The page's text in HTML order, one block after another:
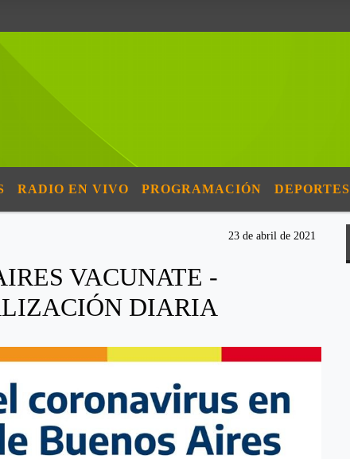
RADIO EN VIVO PROGRAMACIÓN DEPORTES
23 de abril de 2021
VACUNATE -
DIARIA